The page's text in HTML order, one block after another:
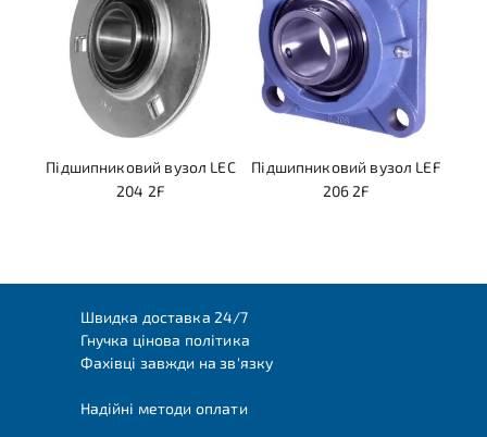
Підшипниковий вузол LEC
204 2F
Підшипниковий вузол LEF
206 2F
Швидка доставка 24/7
Гнучка цінова політика
Фахівці завжди на зв'язку
Надійні методи оплати